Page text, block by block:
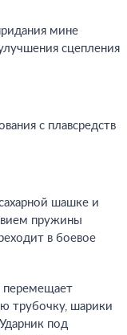
мине
сцепления
с плавсредств
шашке и
пружины
в боевое
перемещает
трубочку, шарики
под